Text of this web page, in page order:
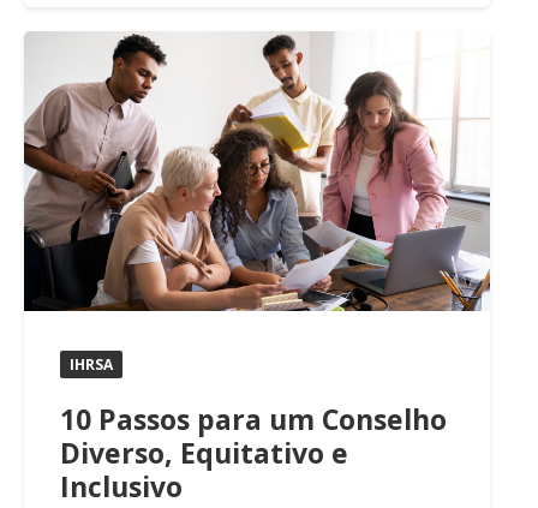
IHRSA
10 Passos para um Conselho
Diverso, Equitativo e
Inclusivo